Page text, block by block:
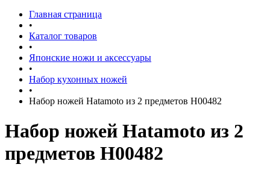
Главная страница
•
Каталог товаров
•
Японские ножи и аксессуары
•
Набор кухонных ножей
•
Набор ножей Hatamoto из 2 предметов H00482
Набор ножей Hatamoto из 2
предметов H00482